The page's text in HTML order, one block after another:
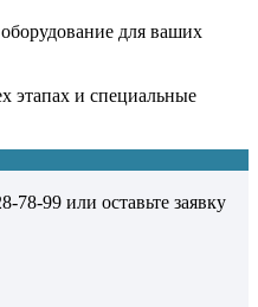
для ваших
этапах и специальные
78-99 или оставьте заявку